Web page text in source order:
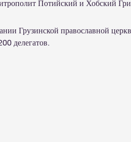
Потийский и Хобский
Грузинской православной
делегатов.